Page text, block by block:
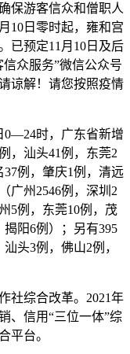
游客信众和僧职人
10日零时起，雍和宫
已预定11月10日及后
众服务”微信公众号
谅解！请您按照疫情
时，广东省新增
，汕头41例，东莞2
例，肇庆1例，清远
（广州2546例，深圳2
5例，东莞10例，茂
阳6例）； 另有395
汕头3例，佛山2例，
综合改革。2021年
、信用“三位一体”综
平台。